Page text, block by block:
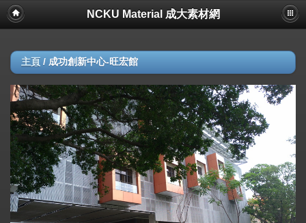
NCKU Material 成大素材網
主頁 / 成功創新中心-旺宏館